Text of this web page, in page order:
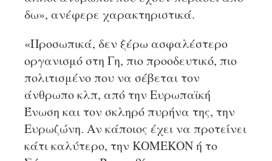
δω», ανέφερε χαρακτηριστικά.
«Προσωπικά, δεν ξέρω ασφαλέστερο
οργανισμό στη Γη, πιο προοδευτικό, πιο
πολιτισμένο που να σέβεται τον
άνθρωπο κλπ, από την Ευρωπαϊκή
Ένωση και τον σκληρό πυρήνα της, την
Ευρωζώνη. Αν κάποιος έχει να προτείνει
κάτι καλύτερο, την ΚΟΜΕΚΟΝ ή το